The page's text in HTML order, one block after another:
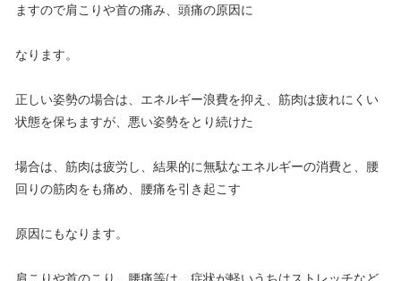
ますので肩こりや首の痛み、頭痛の原因に
なります。
正しい姿勢の場合は、エネルギー浪費を抑え、筋肉は疲れにくい
状態を保ちますが、悪い姿勢をとり続けた
場合は、筋肉は疲労し、結果的に無駄なエネルギーの消費と、腰
回りの筋肉をも痛め、腰痛を引き起こす
原因にもなります。